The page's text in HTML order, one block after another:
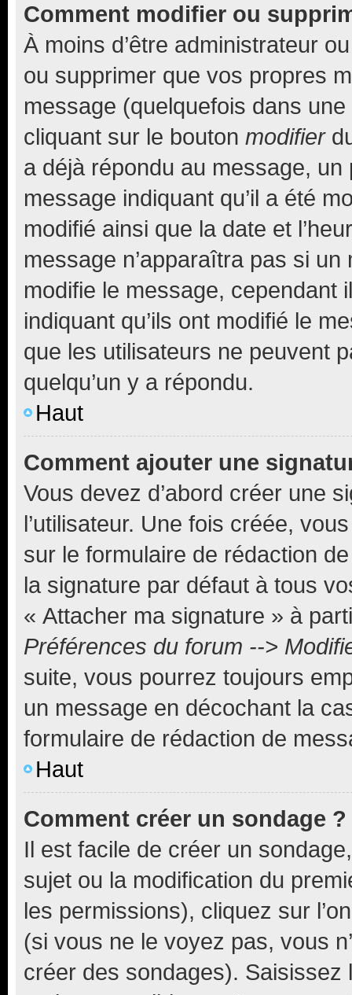
Comment modifier ou
À moins d’être administrateur
ou supprimer que vos propres
message (quelquefois dans
cliquant sur le bouton modifier
a déjà répondu au message, un
message indiquant qu’il a été
modifié ainsi que la date et
message n’apparaîtra pas si
modifie le message, cependant
indiquant qu’ils ont modifié le
que les utilisateurs ne peuvent
quelqu’un y a répondu.
Haut
Comment ajouter une
Vous devez d’abord créer une
l’utilisateur. Une fois créée,
sur le formulaire de rédaction
la signature par défaut à tous
« Attacher ma signature » à
Préférences du forum -->
suite, vous pourrez toujours
un message en décochant la
formulaire de rédaction de
Haut
Comment créer un sondage ?
Il est facile de créer un
sujet ou la modification du
les permissions), cliquez sur
(si vous ne le voyez pas, vous
créer des sondages).